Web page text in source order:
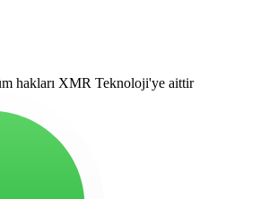
hakları XMR Teknoloji'ye aittir